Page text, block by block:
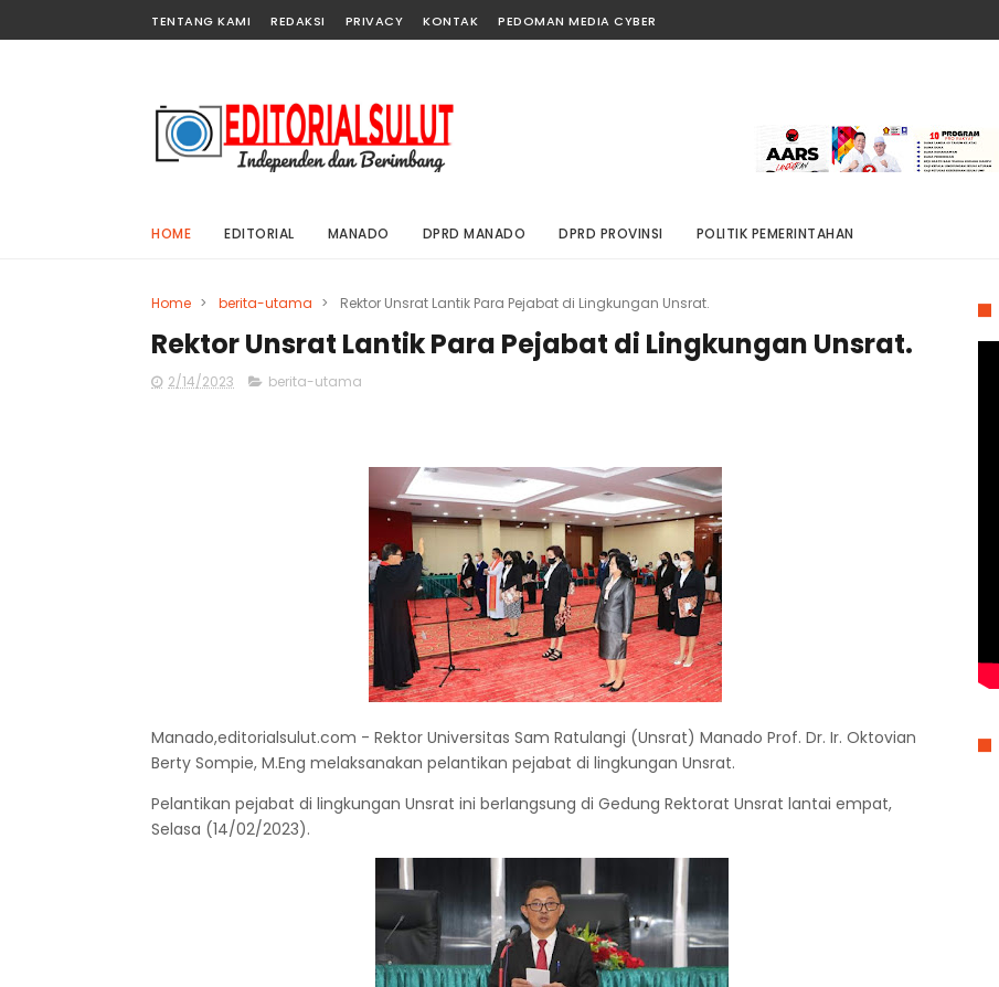
TENTANG KAMI REDAKSI PRIVACY KONTAK PEDOMAN MEDIA CYBER
HOME EDITORIAL MANADO DPRD MANADO DPRD PROVINSI POLITIK PEMERINTAHAN
Home > berita-utama > Rektor Unsrat Lantik Para Pejabat di Lingkungan Unsrat.
Rektor Unsrat Lantik Para Pejabat di Lingkungan Unsrat.
2/14/2023 berita-utama
Manado,editorialsulut.com - Rektor Universitas Sam Ratulangi (Unsrat) Manado Prof. Dr. Ir. Oktovian
Berty Sompie, M.Eng melaksanakan pelantikan pejabat di lingkungan Unsrat.
Pelantikan pejabat di lingkungan Unsrat ini berlangsung di Gedung Rektorat Unsrat lantai empat,
Selasa (14/02/2023).